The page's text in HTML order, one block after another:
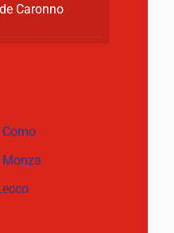
Caronno
Monza